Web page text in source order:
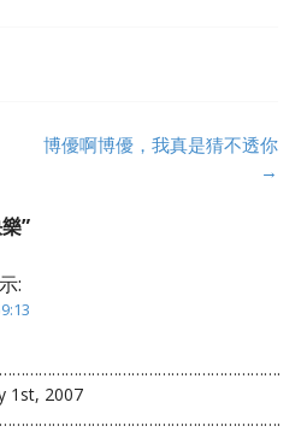
博優啊博優，我真是猜不透你
→
”
:
1st, 2007